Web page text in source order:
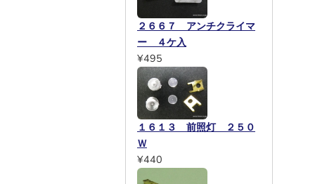
２６６７ アンチクライマ
ー ４ケ入
¥495
１６１３ 前照灯 ２５０
Ｗ
¥440